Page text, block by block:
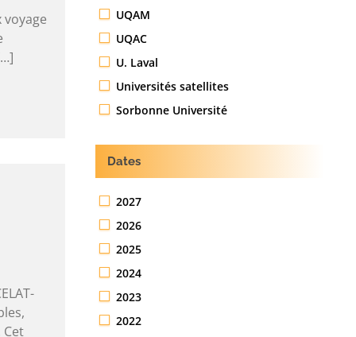
voyage
UQAM
UQAC
U. Laval
Universités satellites
Sorbonne Université
Dates
2027
2026
2025
2024
2023
2022